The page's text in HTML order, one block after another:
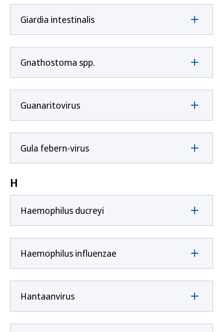
Giardia intestinalis
Gnathostoma spp.
Guanaritovirus
Gula febern-virus
H
Haemophilus ducreyi
Haemophilus influenzae
Hantaanvirus